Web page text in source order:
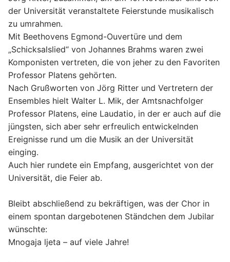
der Universität veranstaltete Feierstunde musikalisch
zu umrahmen.
Mit Beethovens Egmond-Ouvertüre und dem
„Schicksalslied“ von Johannes Brahms waren zwei
Komponisten vertreten, die von jeher zu den Favoriten
Professor Platens gehörten.
Nach Grußworten von Jörg Ritter und Vertretern der
Ensembles hielt Walter L. Mik, der Amtsnachfolger
Professor Platens, eine Laudatio, in der er auch auf die
jüngsten, sich aber sehr erfreulich entwickelnden
Ereignisse rund um die Musik an der Universität
einging.
Auch hier rundete ein Empfang, ausgerichtet von der
Universität, die Feier ab.
Bleibt abschließend zu bekräftigen, was der Chor in
einem spontan dargebotenen Ständchen dem Jubilar
wünschte:
Mnogaja ljeta – auf viele Jahre!